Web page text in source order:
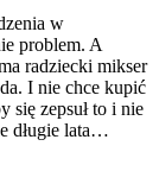
w
problem. A
radziecki mikser
I nie chce kupić
się zepsuł to i nie
długie lata…